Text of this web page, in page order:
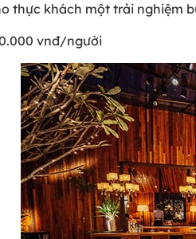
thực khách một trải nghiệm
vnđ/người